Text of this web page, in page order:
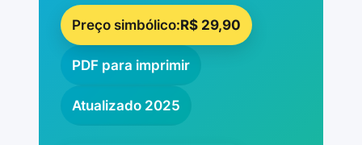
A) 2.150 livros
Preço simbólico:R$ 29,90
PDF para imprimir
Atualizado 2025